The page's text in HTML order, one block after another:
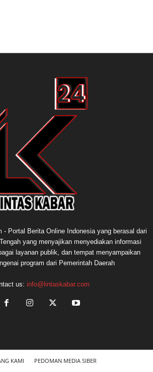
- Portal Berita Online Indonesia yang berasal dari
yang menyajikan menyediakan informasi
layanan publik, dan tempat menyampaikan
program dari Pemerintah Daerah
us: info@lintaskabar.com
KAMI PEDOMAN MEDIA SIBER